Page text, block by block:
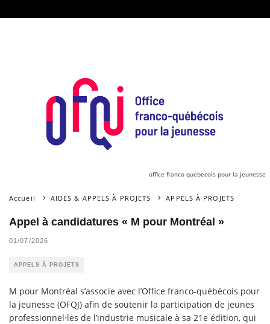
office franco quebecois pour la jeunesse
Accueil AIDES & APPELS À PROJETS APPELS À PROJETS
Appel à candidatures « M pour Montréal »
01/07/2026
APPELS À PROJETS
M pour Montréal s’associe avec l’Office franco-québécois pour
la jeunesse (OFQJ) afin de soutenir la participation de jeunes
professionnel·les de l’industrie musicale à sa 21e édition, qui